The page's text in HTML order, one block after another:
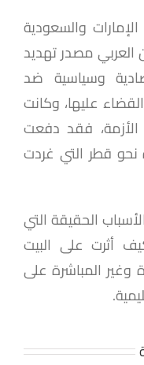
والسعودية
العربي مصدر تهديد
وسياسية ضد
عليها، وكانت
فقد دفعت
نحو قطر التي غردت
الحقيقة التي
أثرت على البيت
وغير المباشرة على